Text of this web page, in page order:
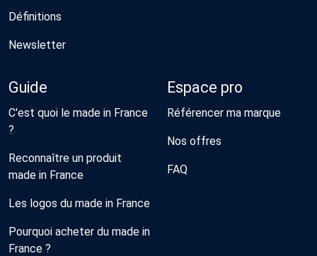
Définitions
Newsletter
Guide
C'est quoi le made in France
?
Reconnaître un produit
made in France
Les logos du made in France
Pourquoi acheter du made in
France ?
Espace pro
Référencer ma marque
Nos offres
FAQ